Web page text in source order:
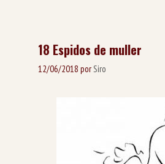
18 Espidos de muller
12/06/2018 por Siro